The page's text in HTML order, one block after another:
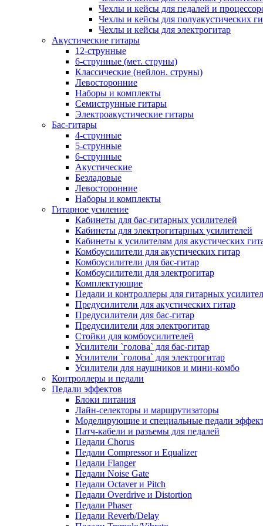
Чехлы и кейсы для педалей и
Чехлы и кейсы для полуакустических
Чехлы и кейсы для электрогитар
Акустические гитары
12-струнные
6-струнные (мет. струны)
Классические (нейлон. струны)
Левосторонние
Наборы и комплекты
Семиструнные гитары
Электроакустические гитары
Бас-гитары
4-струнные
5-струнные
6-струнные
Акустические
Безладовые
Левосторонние
Наборы и комплекты
Гитарное усиление
Кабинеты для бас-гитарных усилителей
Кабинеты для электрогитарных усилителей
Кабинеты к усилителям для акустических
Комбоусилители для акустических гитар
Комбоусилители для бас-гитар
Комбоусилители для электрогитар
Комплектующие
Педали и контроллеры для гитарных
Предусилители для акустических гитар
Предусилители для бас-гитар
Предусилители для электрогитар
Стойки для комбоусилителей
Усилители `голова` для бас-гитар
Усилители `голова` для электрогитар
Усилители для наушников и мини-комбо
Контроллеры и педали
Педали эффектов
Блоки питания
Лайн-селекторы и маршрутизаторы
Моделирующие и специальные педали
Патч-кабели и разъемы для педалей
Педали Chorus
Педали Compressor и Equalizer
Педали Flanger
Педали Noise Gate
Педали Octaver и Pitch
Педали Overdrive и Distortion
Педали Phaser
Педали Reverb/Delay